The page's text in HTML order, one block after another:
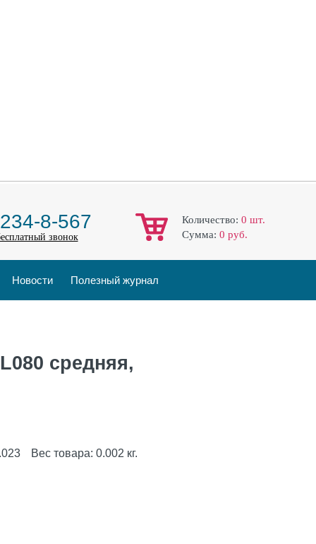
8-567
звонок
Количество: 0 шт.
Cумма: 0 руб.
Новости Полезный журнал
средняя,
Вес товара: 0.002 кг.